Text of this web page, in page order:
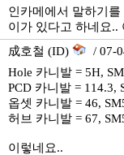
인카메에서 말하기
이가 있다고 하네요..
成호철 (ID)
/ 07-
Hole 카니발 = 5H,
PCD 카니발 = 114.3,
옵셋 카니발 = 46,
허브 카니발 = 67,
이렇네요..